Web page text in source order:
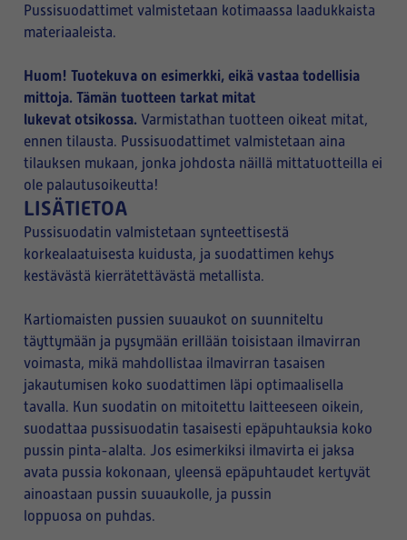
Pussisuodattimet valmistetaan kotimaassa laadukkaista
materiaaleista.
Huom! Tuotekuva on esimerkki, eikä vastaa todellisia
mittoja. Tämän tuotteen tarkat mitat
lukevat otsikossa. Varmistathan tuotteen oikeat mitat,
ennen tilausta. Pussisuodattimet valmistetaan aina
tilauksen mukaan, jonka johdosta näillä mittatuotteilla ei
ole palautusoikeutta!
LISÄTIETOA
Pussisuodatin valmistetaan synteettisestä
korkealaatuisesta kuidusta, ja suodattimen kehys
kestävästä kierrätettävästä metallista.
Kartiomaisten pussien suuaukot on suunniteltu
täyttymään ja pysymään erillään toisistaan ilmavirran
voimasta, mikä mahdollistaa ilmavirran tasaisen
jakautumisen koko suodattimen läpi optimaalisella
tavalla. Kun suodatin on mitoitettu laitteeseen oikein,
suodattaa pussisuodatin tasaisesti epäpuhtauksia koko
pussin pinta-alalta. Jos esimerkiksi ilmavirta ei jaksa
avata pussia kokonaan, yleensä epäpuhtaudet kertyvät
ainoastaan pussin suuaukolle, ja pussin
loppuosa on puhdas.